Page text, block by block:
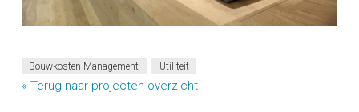
Bouwkosten Management Utiliteit
« Terug naar projecten overzicht